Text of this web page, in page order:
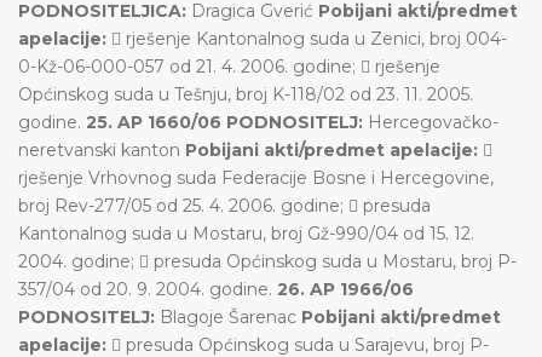
PODNOSITELJICA: Dragica Gverić Pobijani akti/predmet
apelacije:  rješenje Kantonalnog suda u Zenici, broj 004-
0-Kž-06-000-057 od 21. 4. 2006. godine;  rješenje
Općinskog suda u Tešnju, broj K-118/02 od 23. 11. 2005.
godine. 25. AP 1660/06 PODNOSITELJ: Hercegovačko-
neretvanski kanton Pobijani akti/predmet apelacije: 
rješenje Vrhovnog suda Federacije Bosne i Hercegovine,
broj Rev-277/05 od 25. 4. 2006. godine;  presuda
Kantonalnog suda u Mostaru, broj Gž-990/04 od 15. 12.
2004. godine;  presuda Općinskog suda u Mostaru, broj P-
357/04 od 20. 9. 2004. godine. 26. AP 1966/06
PODNOSITELJ: Blagoje Šarenac Pobijani akti/predmet
apelacije:  presuda Općinskog suda u Sarajevu, broj P-